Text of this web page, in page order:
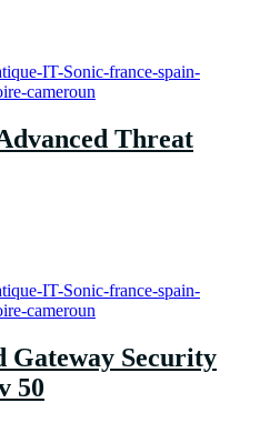
Threat
Gateway Security
50